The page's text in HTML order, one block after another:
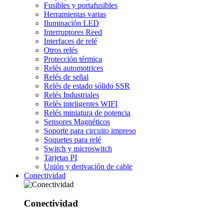
Fusibles y portafusibles
Herramientas varias
Iluminación LED
Interruptores Reed
Interfaces de relé
Otros relés
Protección térmica
Relés automotrices
Relés de señal
Relés de estado sólido SSR
Relés Industriales
Relés inteligentes WIFI
Relés miniatura de potencia
Sensores Magnéticos
Soporte para circuito impreso
Soquetes para relé
Switch y microswitch
Tarjetas PI
Unión y derivación de cable
Conectividad
Conectividad